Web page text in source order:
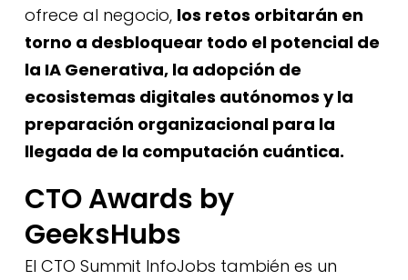
ofrece al negocio, los retos orbitarán en
torno a desbloquear todo el potencial de
la IA Generativa, la adopción de
ecosistemas digitales autónomos y la
preparación organizacional para la
llegada de la computación cuántica.
CTO Awards by
GeeksHubs
El CTO Summit InfoJobs también es un